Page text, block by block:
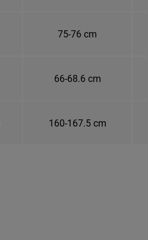
75-76 cm
66-68.6 cm
160-167.5 cm